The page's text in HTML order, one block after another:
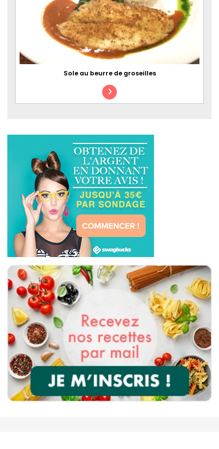
Sole au beurre de groseilles